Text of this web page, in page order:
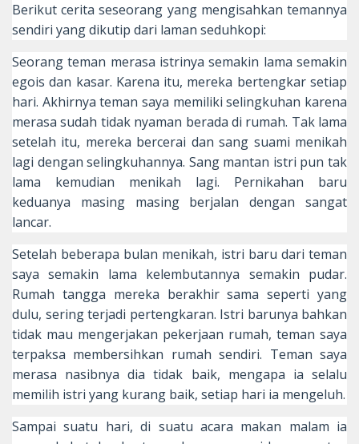
Berikut cerita seseorang yang mengisahkan temannya
sendiri yang dikutip dari laman seduhkopi:
Seorang teman merasa istrinya semakin lama semakin
egois dan kasar. Karena itu, mereka bertengkar setiap
hari. Akhirnya teman saya memiliki selingkuhan karena
merasa sudah tidak nyaman berada di rumah. Tak lama
setelah itu, mereka bercerai dan sang suami menikah
lagi dengan selingkuhannya. Sang mantan istri pun tak
lama kemudian menikah lagi. Pernikahan baru
keduanya masing masing berjalan dengan sangat
lancar.
Setelah beberapa bulan menikah, istri baru dari teman
saya semakin lama kelembutannya semakin pudar.
Rumah tangga mereka berakhir sama seperti yang
dulu, sering terjadi pertengkaran. Istri barunya bahkan
tidak mau mengerjakan pekerjaan rumah, teman saya
terpaksa membersihkan rumah sendiri. Teman saya
merasa nasibnya dia tidak baik, mengapa ia selalu
memilih istri yang kurang baik, setiap hari ia mengeluh.
Sampai suatu hari, di suatu acara makan malam ia